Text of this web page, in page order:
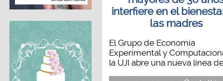
interfiere en el
las madres
El Grupo de Economía
Experimental y
la UJI abre una nueva línea